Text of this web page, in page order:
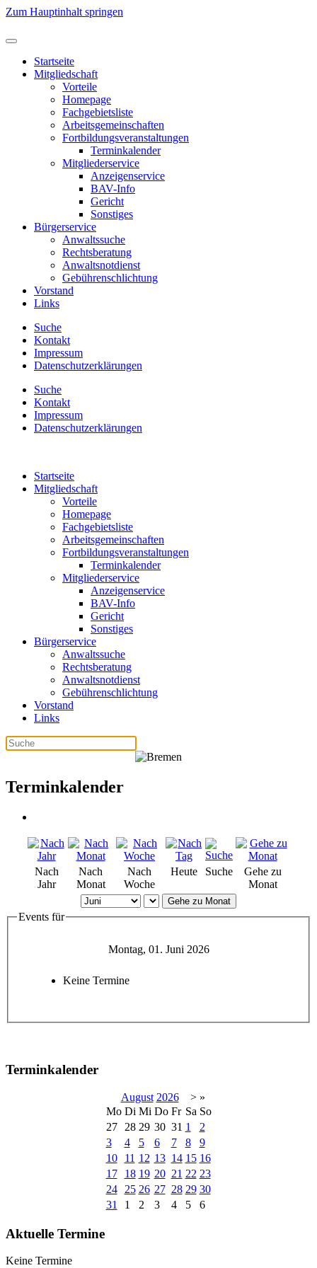
Zum Hauptinhalt springen
Startseite
Mitgliedschaft
Vorteile
Homepage
Fachgebietsliste
Arbeitsgemeinschaften
Fortbildungsveranstaltungen
Terminkalender
Mitgliederservice
Anzeigenservice
BAV-Info
Gericht
Sonstiges
Bürgerservice
Anwaltssuche
Rechtsberatung
Anwaltsnotdienst
Gebührenschlichtung
Vorstand
Links
Suche
Kontakt
Impressum
Datenschutzerklärungen
Suche
Kontakt
Impressum
Datenschutzerklärungen
Startseite
Mitgliedschaft
Vorteile
Homepage
Fachgebietsliste
Arbeitsgemeinschaften
Fortbildungsveranstaltungen
Terminkalender
Mitgliederservice
Anzeigenservice
BAV-Info
Gericht
Sonstiges
Bürgerservice
Anwaltssuche
Rechtsberatung
Anwaltsnotdienst
Gebührenschlichtung
Vorstand
Links
Terminkalender
Nach
Jahr
Nach
Monat
Nach
Woche
Heute Suche
Gehe zu
Monat
Gehe zu Monat
Events für
Montag, 01. Juni 2026
Keine Termine
Terminkalender
August 2026 > »
Mo Di Mi Do Fr Sa So
27
28 29 30 31 1
2
3
4 5 6 7 8
9
10
11 12 13 14 15 16
17
18 19 20 21 22 23
24
25 26 27 28 29 30
31
1 2 3 4 5 6
Aktuelle Termine
Keine Termine